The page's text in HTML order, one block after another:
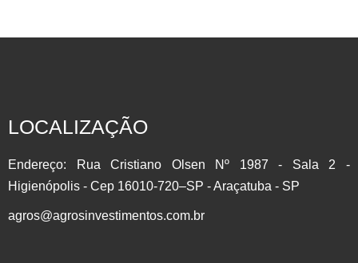
um determinado Ativo em uma Data Futura. Muito utilizado
para se proteger contra as oscilações de preço (HEDGE)
LOCALIZAÇÃO
Endereço: Rua Cristiano Olsen Nº 1987 - Sala 2 -
Higienópolis - Cep 16010-720–SP - Araçatuba - SP
agros@agrosinvestimentos.com.br